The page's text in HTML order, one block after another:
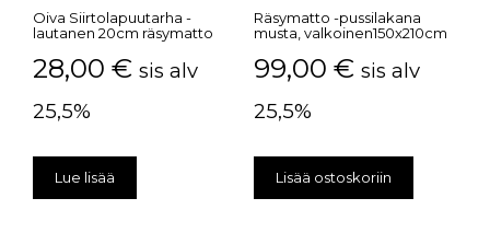
Oiva Siirtolapuutarha -
lautanen 20cm räsymatto
28,00 € sis alv
25,5%
Lue lisää
Räsymatto -pussilakana
musta, valkoinen150x210cm
99,00 € sis alv
25,5%
Lisää ostoskoriin